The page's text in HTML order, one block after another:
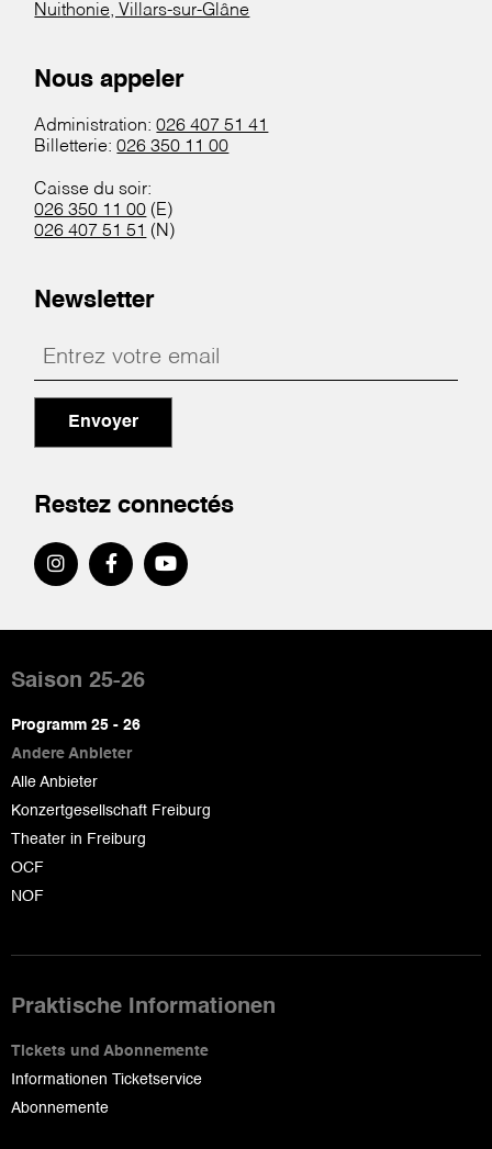
Nuithonie, Villars-sur-Glâne
Nous appeler
Administration:026 407 51 41
Billetterie:026 350 11 00
Caisse du soir:
026 350 11 00 (E)
026 407 51 51 (N)
Newsletter
Envoyer
Restez connectés
de
page
Saison 25-26
Programm 25 - 26
Andere Anbieter
Alle Anbieter
Konzertgesellschaft Freiburg
Theater in Freiburg
OCF
NOF
Praktische Informationen
Tickets und Abonnemente
Informationen Ticketservice
Abonnemente